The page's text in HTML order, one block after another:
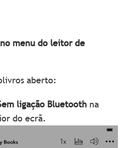
menu do leitor de
aberto:
ligação Bluetooth na
do ecrã.